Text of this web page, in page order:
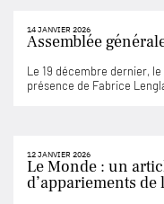
14 JANVIER 2026
Assemblée
Le 19 décembre dernier,
présence de Fabrice
12 JANVIER 2026
Le Monde : un
d’appariements de